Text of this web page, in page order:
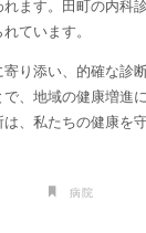
ます。田町の内科
ています。
り添い、的確な診
、地域の健康増進
、私たちの健康を
病院